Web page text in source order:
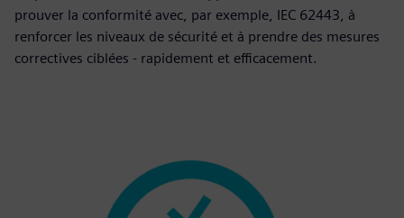
prouver la conformité avec, par exemple, IEC 62443, à
renforcer les niveaux de sécurité et à prendre des mesures
correctives ciblées - rapidement et efficacement.